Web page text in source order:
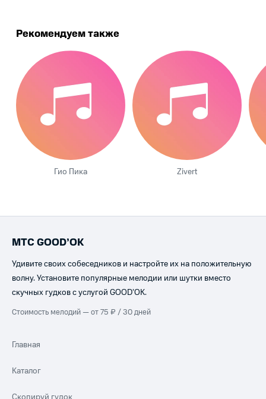
Рекомендуем также
Гио Пика Zivert
МТС GOOD’OK
Удивите своих собеседников и настройте их на положительную
волну. Установите популярные мелодии или шутки вместо
скучных гудков с услугой GOOD’OK.
Стоимость мелодий — от 75 ₽ / 30 дней
Главная
Каталог